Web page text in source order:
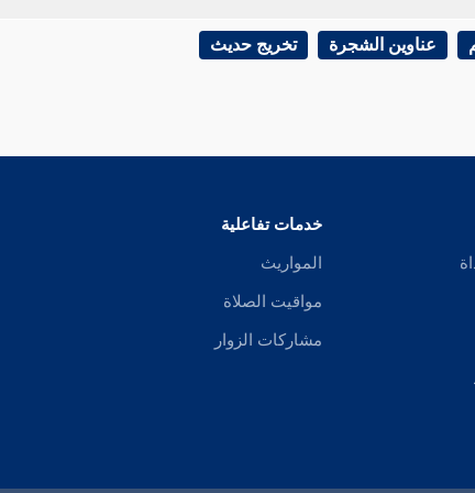
عناوين الشجرة تخريج حديث
خدمات تفاعلية
المواريث
مواقيت الصلاة
مشاركات الزوار